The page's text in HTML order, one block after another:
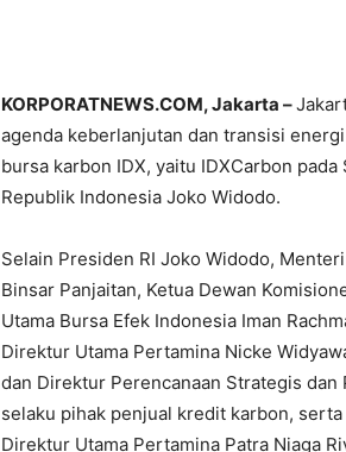
KORPORATNEWS.COM, Jakarta –
agenda keberlanjutan dan transisi
bursa karbon IDX, yaitu IDXCarbon
Republik Indonesia Joko Widodo.
Selain Presiden RI Joko Widodo,
Binsar Panjaitan, Ketua Dewan
Utama Bursa Efek Indonesia Iman
Direktur Utama Pertamina Nicke
dan Direktur Perencanaan Strategis dan
selaku pihak penjual kredit karbon,
Direktur Utama Pertamina Patra Niaga